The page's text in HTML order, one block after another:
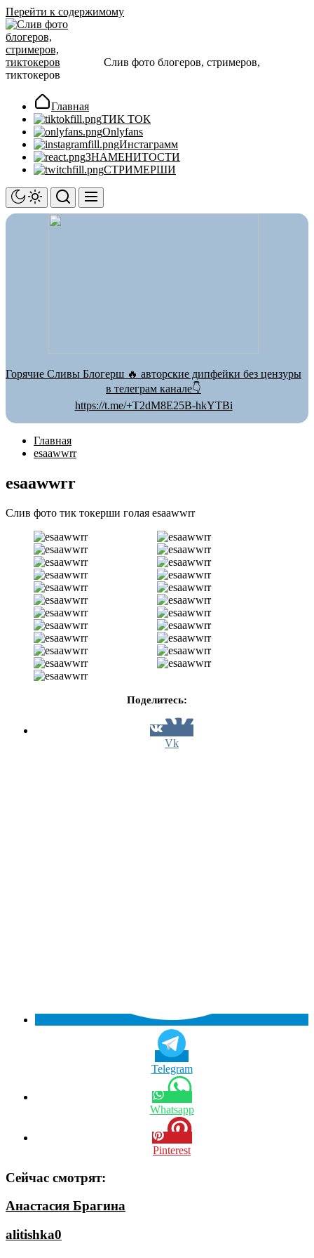
Перейти к содержимому
Слив фото блогеров, стримеров,
тиктокеров
Главная
ТИК ТОК
Onlyfans
Инстаграмм
ЗНАМЕНИТОСТИ
СТРИМЕРШИ
Горячие Сливы Блогерш 🔥 авторские дипфейки без цензуры
в телеграм канале👇
https://t.me/+T2dM8E25B-hkYTBi
Главная
esaawwrr
esaawwrr
Слив фото тик токерши голая esaawwrr
Поделитесь:
Vk
Telegram
Whatsapp
Pinterest
Сейчас смотрят:
Анастасия Брагина
alitishka0